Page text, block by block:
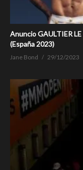
Anuncio GAULTIER
(España 2023)
Jane Bond 29/12/2023